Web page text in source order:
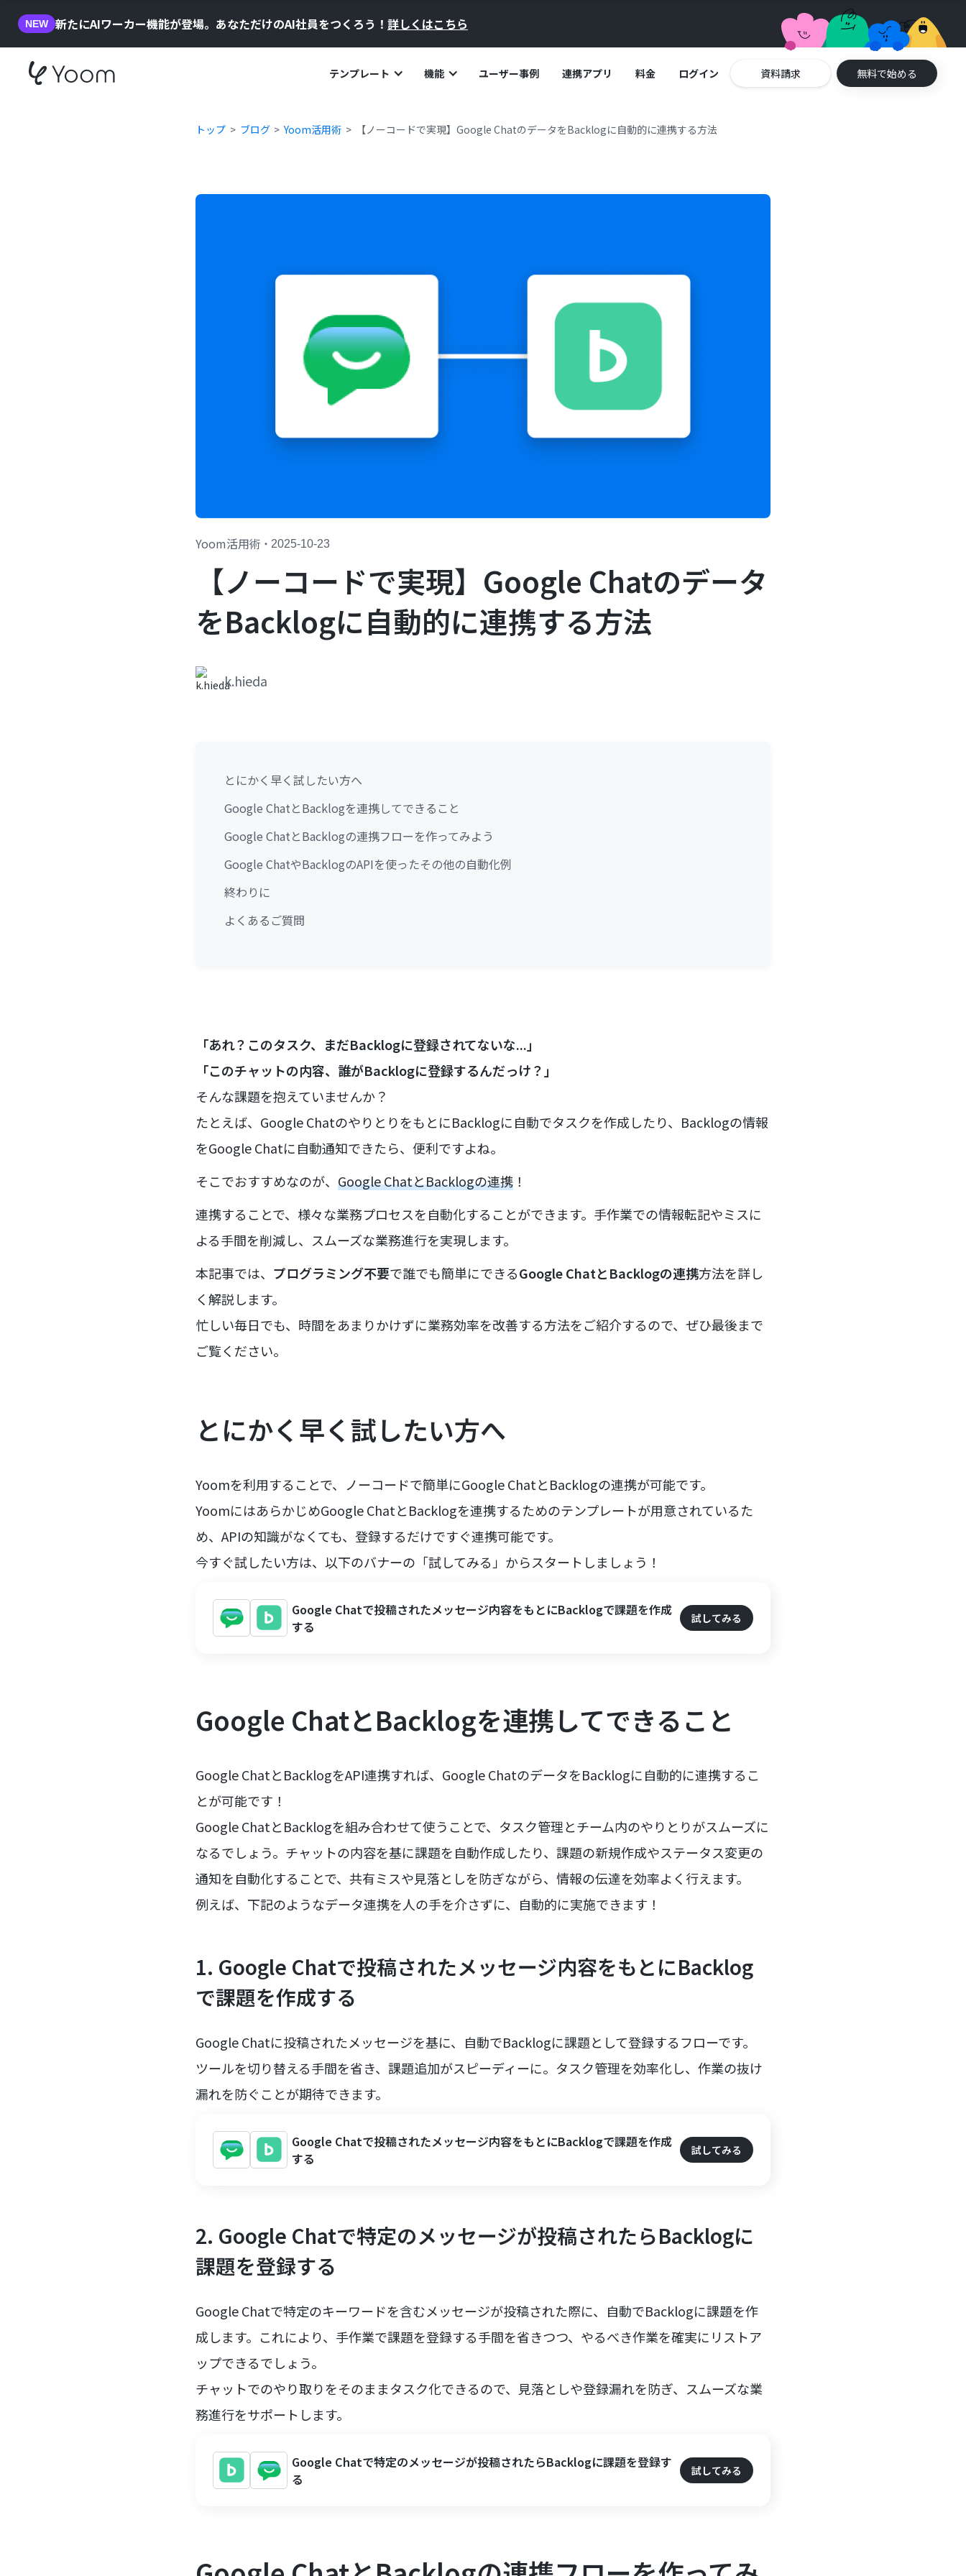
NEW 新たにAIワーカー機能が登場。あなただけのAI社員をつくろう！ 詳しくはこちら
テンプレート 機能 ユーザー事例 連携アプリ 料金 ログイン 資料請求 無料で始める
トップ ブログ Yoom活用術 【ノーコードで実現】Google ChatのデータをBacklogに自動的に連携する方法
Yoom活用術 ・ 2025-10-23
【ノーコードで実現】Google Chatのデータ
をBacklogに自動的に連携する方法
k.hieda
とにかく早く試したい方へ
Google ChatとBacklogを連携してできること
Google ChatとBacklogの連携フローを作ってみよう
Google ChatやBacklogのAPIを使ったその他の自動化例
終わりに
よくあるご質問
「あれ？このタスク、まだBacklogに登録されてないな...」
「このチャットの内容、誰がBacklogに登録するんだっけ？」
そんな課題を抱えていませんか？
たとえば、Google ChatのやりとりをもとにBacklogに自動でタスクを作成したり、Backlogの情報
をGoogle Chatに自動通知できたら、便利ですよね。
そこでおすすめなのが、 Google ChatとBacklogの連携 ！
連携することで、様々な業務プロセスを自動化することができます。手作業での情報転記やミスに
よる手間を削減し、スムーズな業務進行を実現します。
本記事では、 プログラミング不要で誰でも簡単にできるGoogle ChatとBacklogの連携方法を詳し
く解説します。
忙しい毎日でも、時間をあまりかけずに業務効率を改善する方法をご紹介するので、ぜひ最後まで
ご覧ください。
とにかく早く試したい方へ
Yoomを利用することで、ノーコードで簡単にGoogle ChatとBacklogの連携が可能です。
YoomにはあらかじめGoogle ChatとBacklogを連携するためのテンプレートが用意されているた
め、APIの知識がなくても、登録するだけですぐ連携可能です。
今すぐ試したい方は、以下のバナーの「試してみる」からスタートしましょう！
Google Chatで投稿されたメッセージ内容をもとにBacklogで課題を作成
する
試してみる
Google ChatとBacklogを連携してできること
Google ChatとBacklogをAPI連携すれば、Google ChatのデータをBacklogに自動的に連携するこ
とが可能です！
Google ChatとBacklogを組み合わせて使うことで、タスク管理とチーム内のやりとりがスムーズに
なるでしょう。チャットの内容を基に課題を自動作成したり、課題の新規作成やステータス変更の
通知を自動化することで、共有ミスや見落としを防ぎながら、情報の伝達を効率よく行えます。
例えば、下記のようなデータ連携を人の手を介さずに、自動的に実施できます！
1. Google Chatで投稿されたメッセージ内容をもとにBacklog
で課題を作成する
Google Chatに投稿されたメッセージを基に、自動でBacklogに課題として登録するフローです。
ツールを切り替える手間を省き、課題追加がスピーディーに。タスク管理を効率化し、作業の抜け
漏れを防ぐことが期待できます。
Google Chatで投稿されたメッセージ内容をもとにBacklogで課題を作成
する
試してみる
2. Google Chatで特定のメッセージが投稿されたらBacklogに
課題を登録する
Google Chatで特定のキーワードを含むメッセージが投稿された際に、自動でBacklogに課題を作
成します。これにより、手作業で課題を登録する手間を省きつつ、やるべき作業を確実にリストア
ップできるでしょう。
チャットでのやり取りをそのままタスク化できるので、見落としや登録漏れを防ぎ、スムーズな業
務進行をサポートします。
Google Chatで特定のメッセージが投稿されたらBacklogに課題を登録す
る
試してみる